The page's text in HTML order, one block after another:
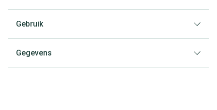
Gebruik
Gegevens